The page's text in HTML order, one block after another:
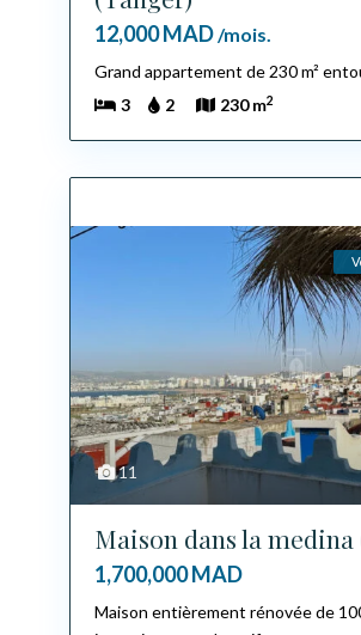
12,000 MAD/mois.
Grand appartement de 230 m²
3
2 230 m2
11
Maison dans la
1,700,000 MAD
Maison entièrement rénovée de